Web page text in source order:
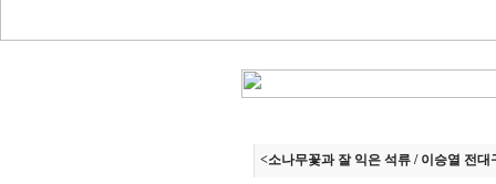
<소나무꽃과 잘 익은 석류 / 이승열 전대